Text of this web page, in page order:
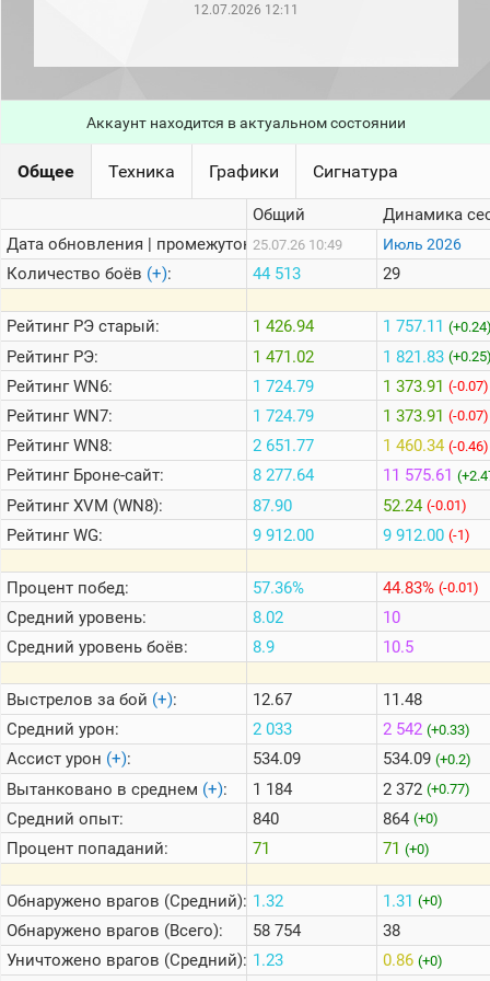
месяц)
(за
Топ
1000
Кланы
Статистика
стримеров
Информация
Онлайн
Цветовая
шкала
Теlegram
ВК
Портал
Мира
Танков
12.07.2026 12:11
Аккаунт находится в актуальном состоянии
Общее Техника Графики Сигнатура
Дата обновления | промежуток:
Количество боёв (+):
РейтингРЭ старый:
РейтингРЭ:
РейтингWN6:
РейтингWN7:
РейтингWN8:
РейтингБроне-сайт:
РейтингXVM (WN8):
РейтингWG:
Процент побед:
Средний уровень:
Средний уровень боёв:
Выстрелов за бой (+):
Средний урон:
Ассист урон (+):
Вытанковано в среднем (+):
Средний опыт:
Процент попаданий:
Обнаружено врагов (Средний):
Обнаружено врагов (Всего):
Уничтожено врагов (Средний):
Общий
25.07.26 10:49
44 513
1 426.94
1 471.02
1 724.79
1 724.79
2 651.77
8 277.64
87.90
9 912.00
57.36%
8.02
8.9
12.67
2 033
534.09
1 184
840
71
1.32
58 754
1.23
Динамика
Июль 2026
29
1 757.11
1 821.83
1 373.91 (-0.07)
1 373.91 (-0.07)
1 460.34 (-0.46)
11 575.61
52.24 (-0.01)
9 912.00 (-1)
44.83% (-0.01)
10
10.5
11.48
2 542 (+0.33)
534.09 (+0.2)
2 372 (+0.77)
864 (+0)
71 (+0)
1.31 (+0)
38
0.86 (+0)